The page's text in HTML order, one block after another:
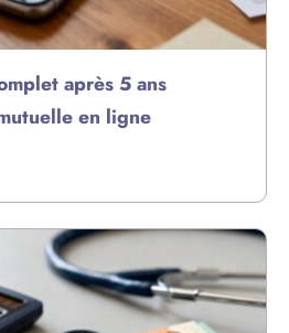
après 5 ans
en ligne